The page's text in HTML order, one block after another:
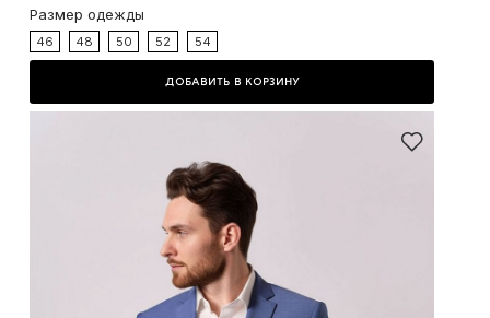
Размер одежды
46 48 50 52 54
ДОБАВИТЬ В КОРЗИНУ